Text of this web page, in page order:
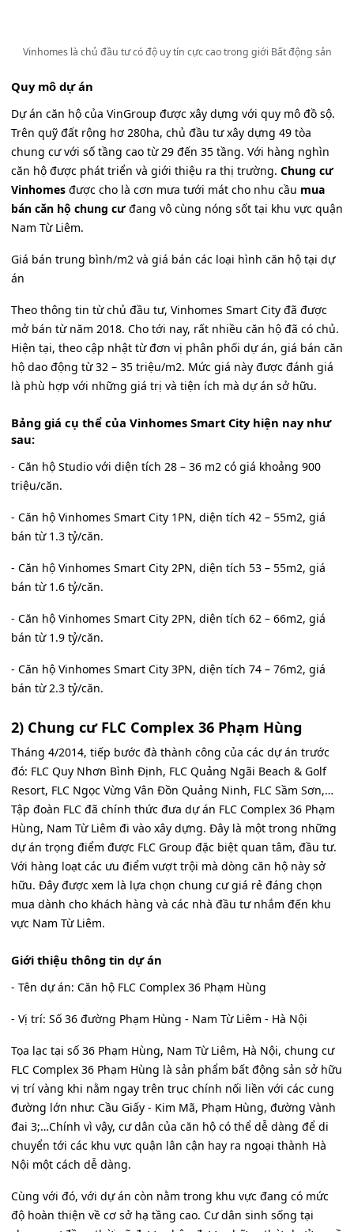
Vinhomes là chủ đầu tư có độ uy tín cực cao trong giới Bất động sản
Quy mô dự án
Dự án căn hộ của VinGroup được xây dựng với quy mô đồ sộ.
Trên quỹ đất rộng hơ 280ha, chủ đầu tư xây dựng 49 tòa
chung cư với số tầng cao từ 29 đến 35 tầng. Với hàng nghìn
căn hộ được phát triển và giới thiệu ra thị trường. Chung cư
Vinhomes được cho là cơn mưa tưới mát cho nhu cầu mua
bán căn hộ chung cưđang vô cùng nóng sốt tại khu vực quận
Nam Từ Liêm.
Giá bán trung bình/m2 và giá bán các loại hình căn hộ tại dự
án
Theo thông tin từ chủ đầu tư, Vinhomes Smart City đã được
mở bán từ năm 2018. Cho tới nay, rất nhiều căn hộ đã có chủ.
Hiện tại, theo cập nhật từ đơn vị phân phối dự án, giá bán căn
hộ dao động từ 32 – 35 triệu/m2. Mức giá này được đánh giá
là phù hợp với những giá trị và tiện ích mà dự án sở hữu.
Bảng giá cụ thể của Vinhomes Smart City hiện nay như
sau:
- Căn hộ Studio với diện tích 28 – 36 m2 có giá khoảng 900
triệu/căn.
- Căn hộ Vinhomes Smart City 1PN, diện tích 42 – 55m2, giá
bán từ 1.3 tỷ/căn.
- Căn hộ Vinhomes Smart City 2PN, diện tích 53 – 55m2, giá
bán từ 1.6 tỷ/căn.
- Căn hộ Vinhomes Smart City 2PN, diện tích 62 – 66m2, giá
bán từ 1.9 tỷ/căn.
- Căn hộ Vinhomes Smart City 3PN, diện tích 74 – 76m2, giá
bán từ 2.3 tỷ/căn.
2) Chung cư FLC Complex 36 Phạm Hùng
Tháng 4/2014, tiếp bước đà thành công của các dự án trước
đó: FLC Quy Nhơn Bình Định, FLC Quảng Ngãi Beach & Golf
Resort, FLC Ngọc Vừng Vân Đồn Quảng Ninh, FLC Sầm Sơn,…
Tập đoàn FLC đã chính thức đưa dự án FLC Complex 36 Phạm
Hùng, Nam Từ Liêm đi vào xây dựng. Đây là một trong những
dự án trọng điểm được FLC Group đặc biệt quan tâm, đầu tư.
Với hàng loạt các ưu điểm vượt trội mà dòng căn hộ này sở
hữu. Đây được xem là lựa chọn chung cư giá rẻ đáng chọn
mua dành cho khách hàng và các nhà đầu tư nhắm đến khu
vực Nam Từ Liêm.
Giới thiệu thông tin dự án
- Tên dự án: Căn hộ FLC Complex 36 Phạm Hùng
- Vị trí: Số 36 đường Phạm Hùng - Nam Từ Liêm - Hà Nội
Tọa lạc tại số 36 Phạm Hùng, Nam Từ Liêm, Hà Nội, chung cư
FLC Complex 36 Phạm Hùng là sản phẩm bất động sản sở hữu
vị trí vàng khi nằm ngay trên trục chính nối liền với các cung
đường lớn như: Cầu Giấy - Kim Mã, Phạm Hùng, đường Vành
đai 3;…Chính vì vậy, cư dân của căn hộ có thể dễ dàng để di
chuyển tới các khu vực quận lân cận hay ra ngoại thành Hà
Nội một cách dễ dàng.
Cùng với đó, với dự án còn nằm trong khu vực đang có mức
độ hoàn thiện về cơ sở hạ tầng cao. Cư dân sinh sống tại